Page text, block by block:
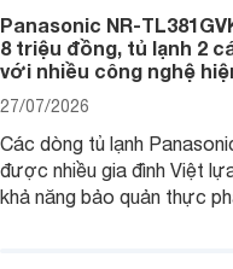
Panasonic NR-
8 triệu đồng, tủ lạnh 2
với nhiều công nghệ
27/07/2026
Các dòng tủ lạnh
được nhiều gia đình Việt
khả năng bảo quản thực